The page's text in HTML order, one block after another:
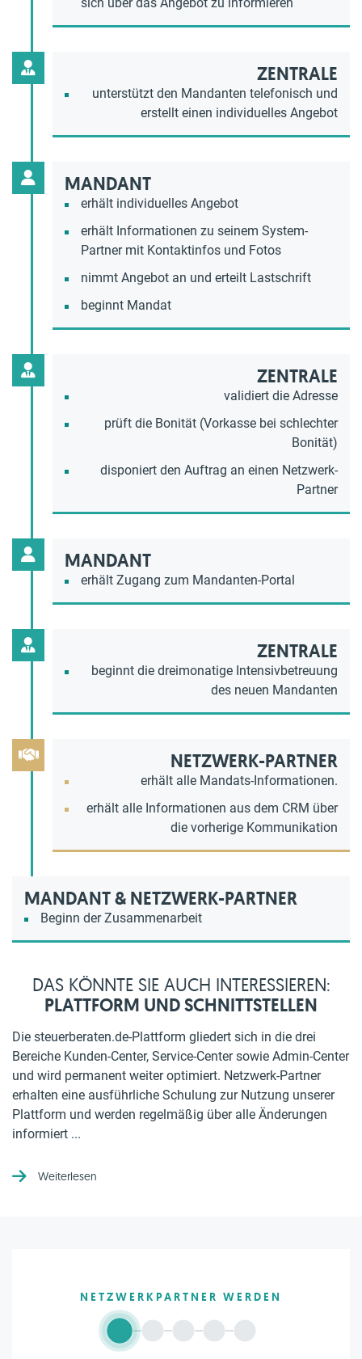
ZENTRALE
unterstützt den Mandanten telefonisch und
erstellt einen individuelles Angebot
MANDANT
erhält individuelles Angebot
erhält Informationen zu seinem System-
Partner mit Kontaktinfos und Fotos
nimmt Angebot an und erteilt Lastschrift
beginnt Mandat
ZENTRALE
validiert die Adresse
prüft die Bonität (Vorkasse bei schlechter
Bonität)
disponiert den Auftrag an einen Netzwerk-
Partner
MANDANT
erhält Zugang zum Mandanten-Portal
ZENTRALE
beginnt die dreimonatige Intensivbetreuung
des neuen Mandanten
NETZWERK-PARTNER
erhält alle Mandats-Informationen.
erhält alle Informationen aus dem CRM über
die vorherige Kommunikation
MANDANT & NETZWERK-PARTNER
Beginn der Zusammenarbeit
DAS KÖNNTE SIE AUCH INTERESSIEREN:
PLATTFORM UND SCHNITTSTELLEN
Die steuerberaten.de-Plattform gliedert sich in die drei
Bereiche Kunden-Center, Service-Center sowie Admin-Center
und wird permanent weiter optimiert. Netzwerk-Partner
erhalten eine ausführliche Schulung zur Nutzung unserer
Plattform und werden regelmäßig über alle Änderungen
informiert ...
Weiterlesen
NETZWERKPARTNER WERDEN